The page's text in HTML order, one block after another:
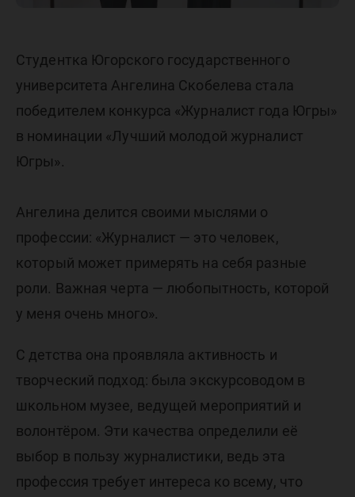
Студентка Югорского государственного
университета Ангелина Скобелева стала
победителем конкурса «Журналист года Югры»
в номинации «Лучший молодой журналист
Югры».
Ангелина делится своими мыслями о
профессии: «Журналист — это человек,
который может примерять на себя разные
роли. Важная черта — любопытность, которой
у меня очень много».
С детства она проявляла активность и
творческий подход: была экскурсоводом в
школьном музее, ведущей мероприятий и
волонтёром. Эти качества определили её
выбор в пользу журналистики, ведь эта
профессия требует интереса ко всему, что